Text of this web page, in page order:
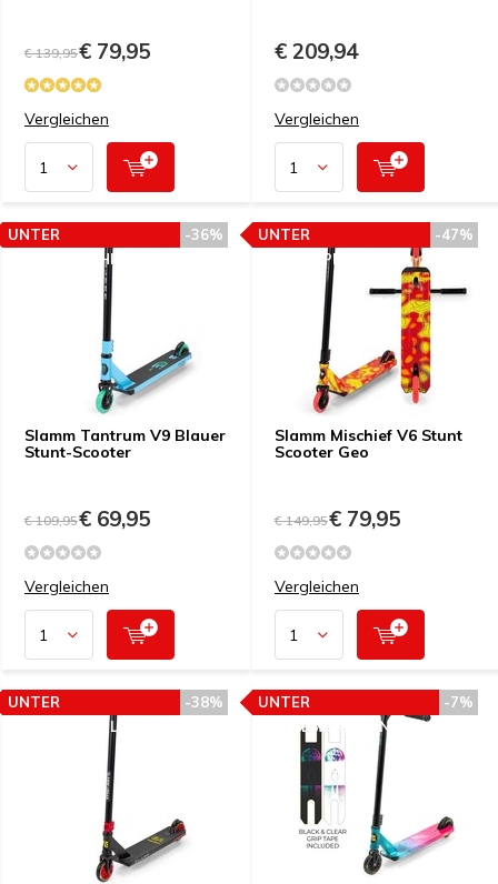
€ 139,95€ 79,95
Vergleichen
€ 209,94
Vergleichen
Slamm Tantrum V9 Blauer
Stunt-Scooter
-36%
UNTER
PREISEMPFEHLUNG
€ 109,95€ 69,95
Vergleichen
Slamm Mischief V6 Stunt
Scooter Geo
-47%
UNTER
PREISEMPFEHLUNG
€ 149,95€ 79,95
Vergleichen
-38%
UNTER
PREISEMPFEHLUNG
-7%
UNTER
PREISEMPFEHLUNG